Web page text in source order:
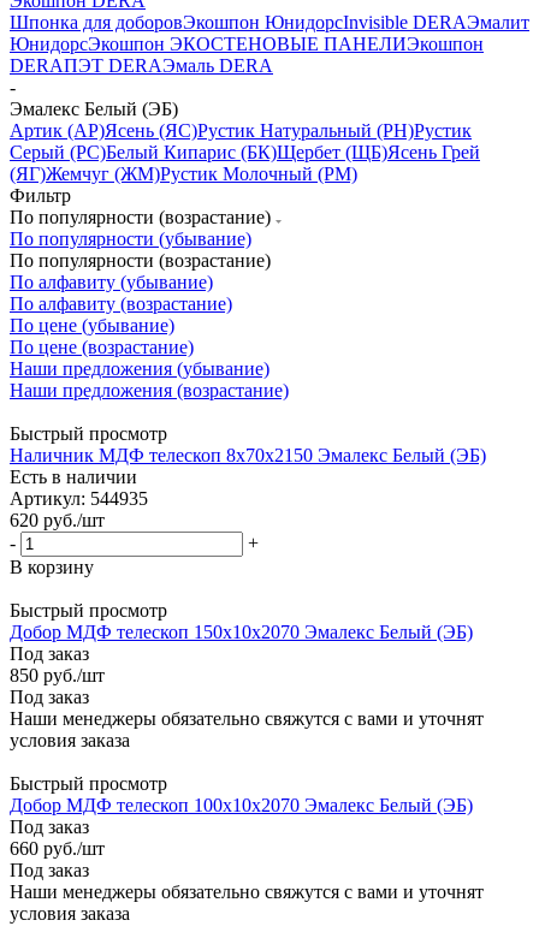
Шпонка для доборовЭкошпон ЮнидорсInvisible DERAЭмалит
ЮнидорсЭкошпон ЭКОСТЕНОВЫЕ ПАНЕЛИЭкошпон
DERAПЭТ DERAЭмаль DERA
-
Эмалекс Белый (ЭБ)
Артик (АР)Ясень (ЯС)Рустик Натуральный (РН)Рустик
Серый (РС)Белый Кипарис (БК)Щербет (ЩБ)Ясень Грей
(ЯГ)Жемчуг (ЖМ)Рустик Молочный (РМ)
Фильтр
По популярности (возрастание)
По популярности (убывание)
По популярности (возрастание)
По алфавиту (убывание)
По алфавиту (возрастание)
По цене (убывание)
По цене (возрастание)
Наши предложения (убывание)
Наши предложения (возрастание)
Быстрый просмотр
Наличник МДФ телескоп 8х70х2150 Эмалекс Белый (ЭБ)
Есть в наличии
Артикул: 544935
620 руб./шт
-
+
В корзину
Быстрый просмотр
Добор МДФ телескоп 150х10х2070 Эмалекс Белый (ЭБ)
Под заказ
850 руб./шт
Под заказ
Наши менеджеры обязательно свяжутся с вами и уточнят
условия заказа
Быстрый просмотр
Добор МДФ телескоп 100х10х2070 Эмалекс Белый (ЭБ)
Под заказ
660 руб./шт
Под заказ
Наши менеджеры обязательно свяжутся с вами и уточнят
условия заказа